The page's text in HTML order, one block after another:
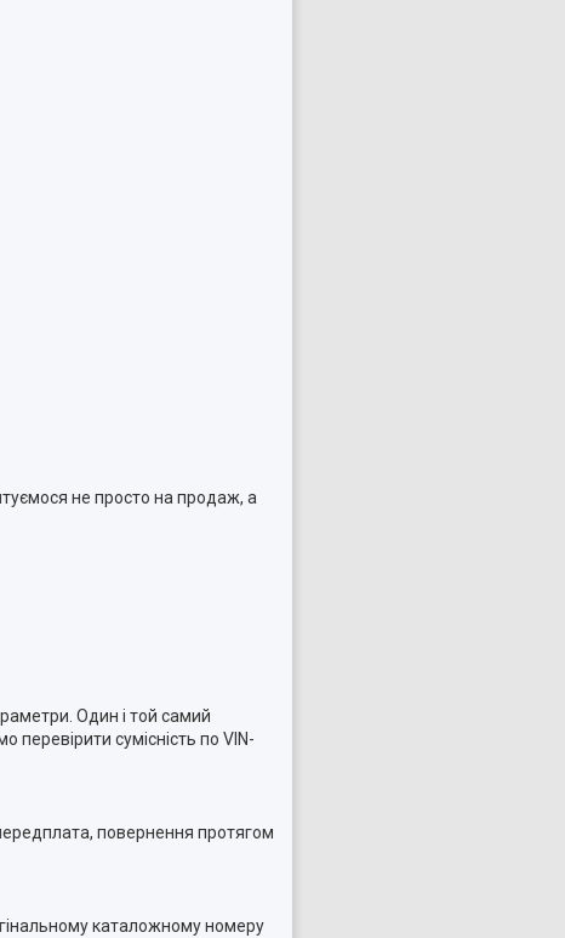
не просто на продаж, а
Один і той самий
перевірити сумісність по VIN-
повернення протягом
каталожному номеру